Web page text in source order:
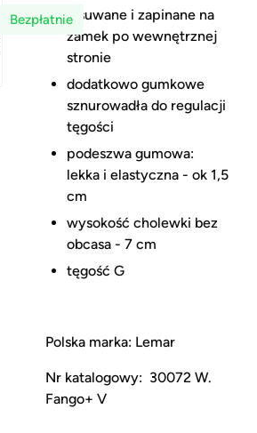
Bezpłatniewsuwane i zapinane na
zamek po wewnętrznej
stronie
dodatkowo gumkowe
sznurowadła do regulacji
tęgości
podeszwa gumowa:
lekka i elastyczna - ok 1,5
cm
wysokość cholewki bez
obcasa - 7 cm
tęgość G
Polska marka: Lemar
Nr katalogowy: 30072 W.
Fango+ V